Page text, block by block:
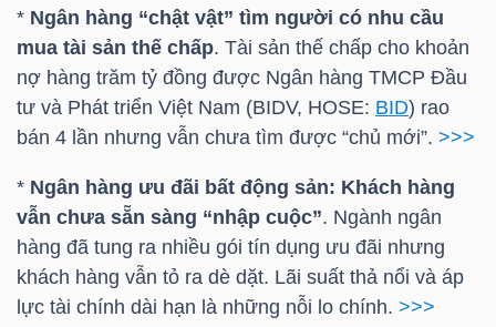
* Ngân hàng “chật vật” tìm người có nhu cầu
mua tài sản thế chấp. Tài sản thế chấp cho khoản
nợ hàng trăm tỷ đồng được Ngân hàng TMCP Đầu
tư và Phát triển Việt Nam (BIDV, HOSE: BID) rao
bán 4 lần nhưng vẫn chưa tìm được “chủ mới”. >>>
* Ngân hàng ưu đãi bất động sản: Khách hàng
vẫn chưa sẵn sàng “nhập cuộc”. Ngành ngân
hàng đã tung ra nhiều gói tín dụng ưu đãi nhưng
khách hàng vẫn tỏ ra dè dặt. Lãi suất thả nổi và áp
lực tài chính dài hạn là những nỗi lo chính. >>>
VĨ
MÔ
NGÀNH
DOANH